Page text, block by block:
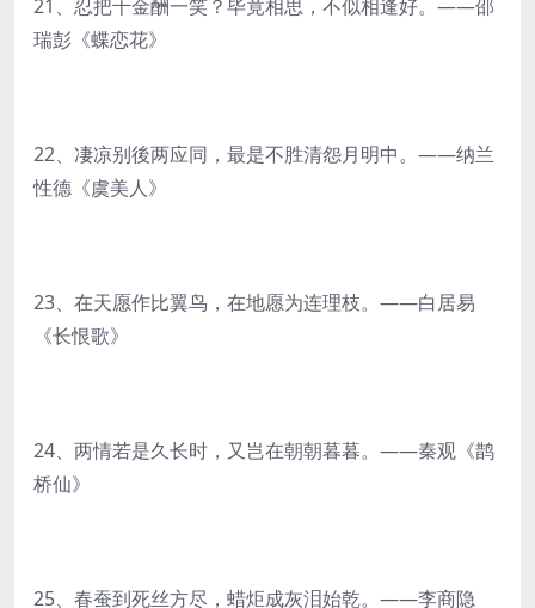
21、忍把千金酬一笑？毕竟相思，不似相逢好。——邵
瑞彭《蝶恋花》
22、凄凉别後两应同，最是不胜清怨月明中。——纳兰
性德《虞美人》
23、在天愿作比翼鸟，在地愿为连理枝。——白居易
《长恨歌》
24、两情若是久长时，又岂在朝朝暮暮。——秦观《鹊
桥仙》
25、春蚕到死丝方尽，蜡炬成灰泪始乾。——李商隐